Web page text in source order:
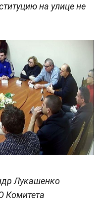
на улице не
Лукашенко
Комитета